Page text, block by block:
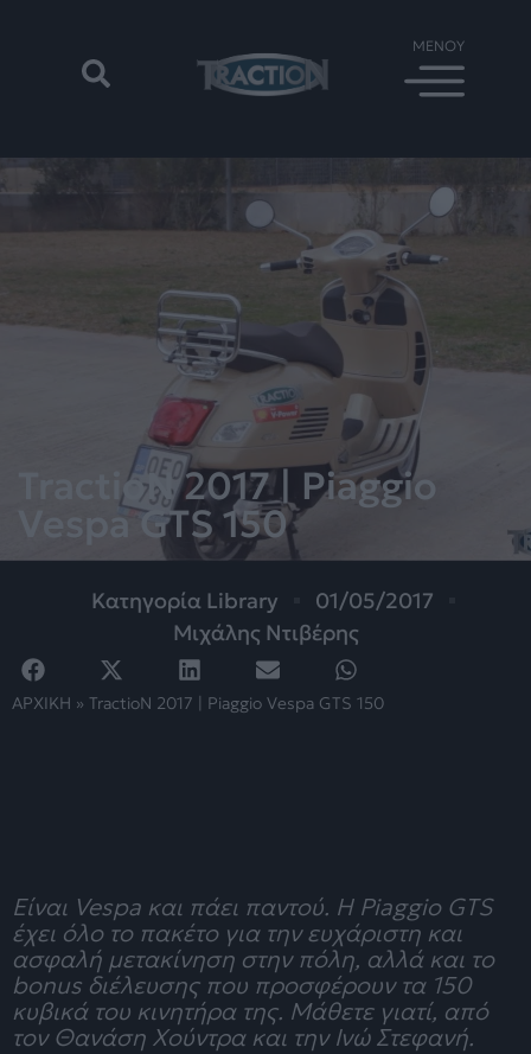
TractioN 2017 | Piaggio
Vespa GTS 150
Κατηγορία Library
01/05/2017
Μιχάλης Ντιβέρης
ΑΡΧΙΚΗ » TractioN 2017 | Piaggio Vespa GTS 150
Είναι Vespa και πάει παντού. Η Piaggio GTS
έχει όλο το πακέτο για την ευχάριστη και
ασφαλή μετακίνηση στην πόλη, αλλά και το
bonus διέλευσης που προσφέρουν τα 150
κυβικά του κινητήρα της. Μάθετε γιατί, από
τον Θανάση Χούντρα και την Ινώ Στεφανή.